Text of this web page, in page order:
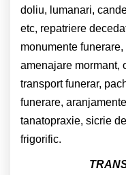
doliu, lumanari,
etc, repatriere
monumente
amenajare mormant,
transport funerar,
funerare,
tanatopraxie, sicrie
frigorific.